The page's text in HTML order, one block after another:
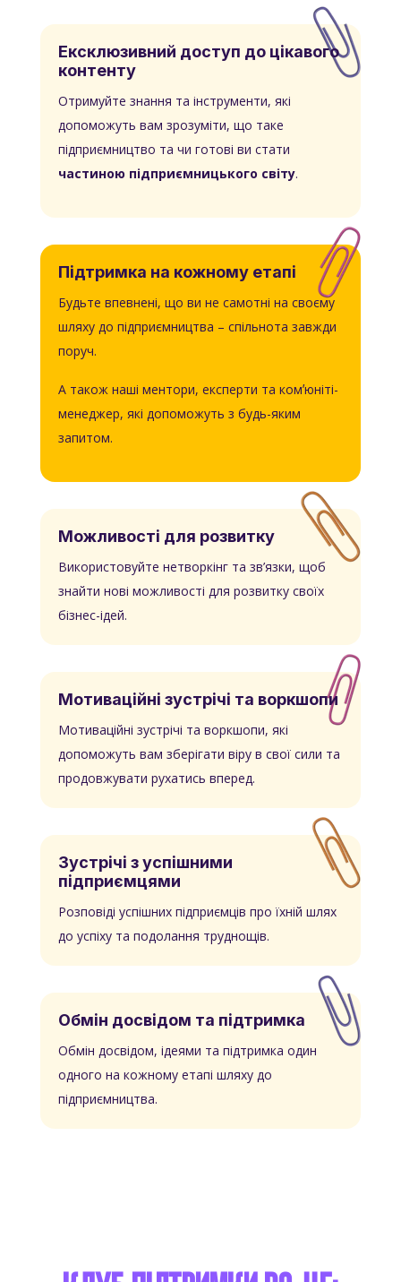
Ексклюзивний доступ до цікавого
контенту
Отримуйте знання та інструменти, які
допоможуть вам зрозуміти, що таке
підприємництво та чи готові ви стати
частиною підприємницького світу.
Підтримка на кожному етапі
Будьте впевнені, що ви не самотні на своєму
шляху до підприємництва – спільнота завжди
поруч.
А також наші ментори, експерти та комʼюніті-
менеджер, які допоможуть з будь-яким
запитом.
Можливості для розвитку
Використовуйте нетворкінг та зв’язки, щоб
знайти нові можливості для розвитку своїх
бізнес-ідей.
Мотиваційні зустрічі та воркшопи
Мотиваційні зустрічі та воркшопи, які
допоможуть вам зберігати віру в свої сили та
продовжувати рухатись вперед.
Зустрічі з успішними
підприємцями
Розповіді успішних підприємців про їхній шлях
до успіху та подолання труднощів.
Обмін досвідом та підтримка
Обмін досвідом, ідеями та підтримка один
одного на кожному етапі шляху до
підприємництва.